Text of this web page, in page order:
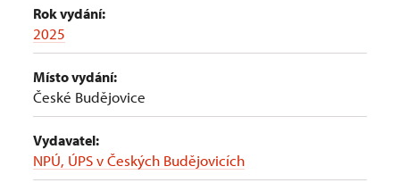
Rok vydání:
2025
Místo vydání:
České Budějovice
Vydavatel:
NPÚ, ÚPS v Českých Budějovicích